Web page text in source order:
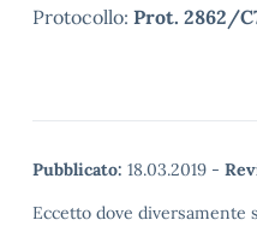
Protocollo: Prot. 2862/
Pubblicato: 18.03.2019 -
Eccetto dove diversamente